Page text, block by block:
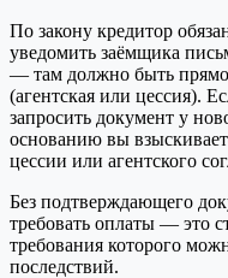
По закону кредитор
уведомить заёмщика
— там должно быть прямо
(агентская или цессия).
запросить документ у
основанию вы
цессии или агентского
Без подтверждающего
требовать оплаты — это
требования которого
последствий.